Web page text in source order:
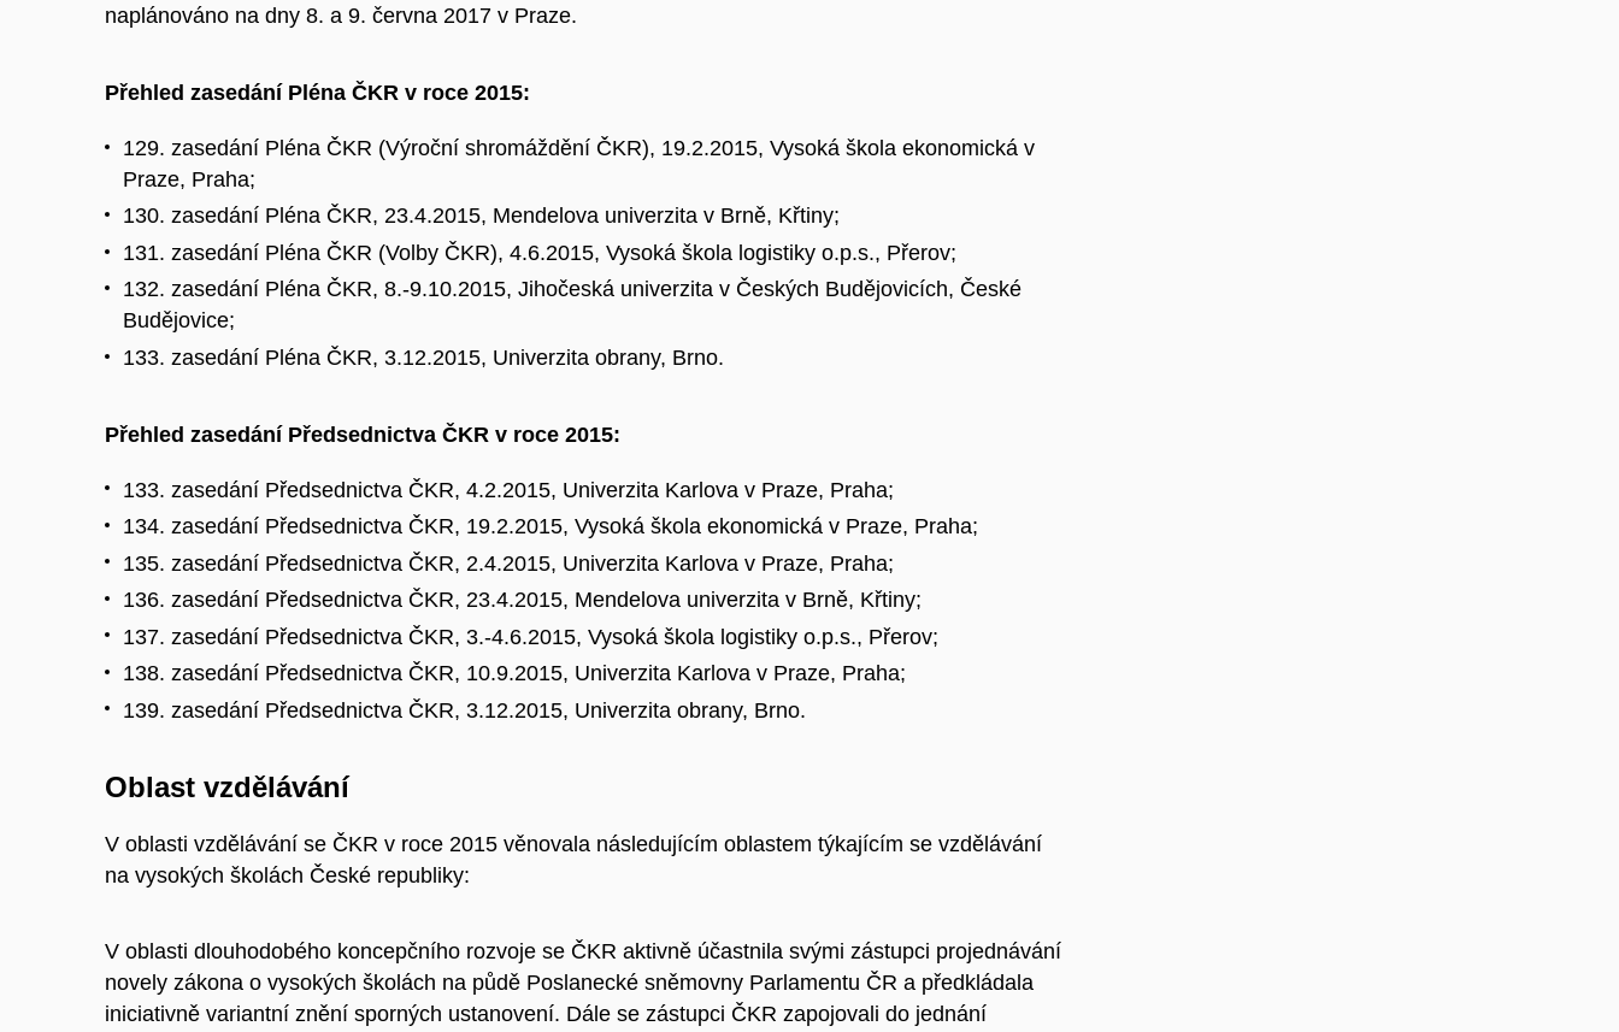
naplánováno na dny 8. a 9. června 2017 v Praze.
Přehled zasedání Pléna ČKR v roce 2015:
129. zasedání Pléna ČKR (Výroční shromáždění ČKR), 19.2.2015, Vysoká škola ekonomická v
Praze, Praha;
130. zasedání Pléna ČKR, 23.4.2015, Mendelova univerzita v Brně, Křtiny;
131. zasedání Pléna ČKR (Volby ČKR), 4.6.2015, Vysoká škola logistiky o.p.s., Přerov;
132. zasedání Pléna ČKR, 8.-9.10.2015, Jihočeská univerzita v Českých Budějovicích, České
Budějovice;
133. zasedání Pléna ČKR, 3.12.2015, Univerzita obrany, Brno.
Přehled zasedání Předsednictva ČKR v roce 2015:
133. zasedání Předsednictva ČKR, 4.2.2015, Univerzita Karlova v Praze, Praha;
134. zasedání Předsednictva ČKR, 19.2.2015, Vysoká škola ekonomická v Praze, Praha;
135. zasedání Předsednictva ČKR, 2.4.2015, Univerzita Karlova v Praze, Praha;
136. zasedání Předsednictva ČKR, 23.4.2015, Mendelova univerzita v Brně, Křtiny;
137. zasedání Předsednictva ČKR, 3.-4.6.2015, Vysoká škola logistiky o.p.s., Přerov;
138. zasedání Předsednictva ČKR, 10.9.2015, Univerzita Karlova v Praze, Praha;
139. zasedání Předsednictva ČKR, 3.12.2015, Univerzita obrany, Brno.
Oblast vzdělávání
V oblasti vzdělávání se ČKR v roce 2015 věnovala následujícím oblastem týkajícím se vzdělávání
na vysokých školách České republiky:
V oblasti dlouhodobého koncepčního rozvoje se ČKR aktivně účastnila svými zástupci projednávání
novely zákona o vysokých školách na půdě Poslanecké sněmovny Parlamentu ČR a předkládala
iniciativně variantní znění sporných ustanovení. Dále se zástupci ČKR zapojovali do jednání